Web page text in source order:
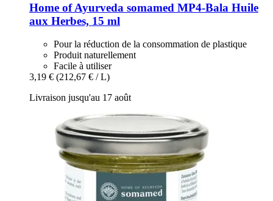
Home of Ayurveda somamed MP4-​Bala Huile
aux Herbes, 15 ml
Pour la réduction de la consommation de plastique
Produit naturellement
Facile à utiliser
3,19 € (212,67 € / L)
Livraison jusqu'au 17 août